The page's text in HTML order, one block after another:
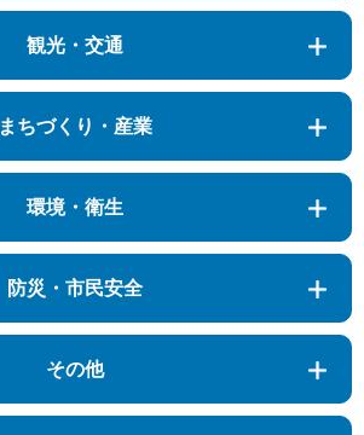
観光・交通
まちづくり・産業
環境・衛生
防災・市民安全
その他